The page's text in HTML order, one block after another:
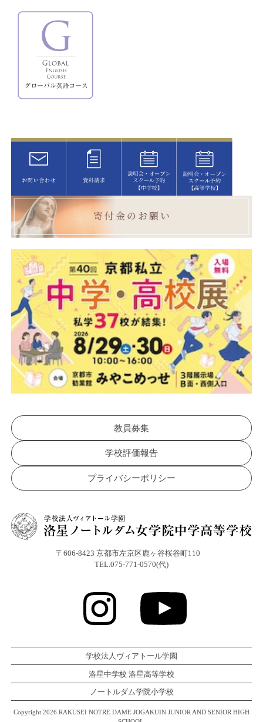
教員募集
学校評価報告
プライバシーポリシー
〒606-8423 京都市左京区鹿ヶ谷桜谷町110
TEL.075-771-0570(代)
学校法人ヴィアトール学園
洛星中学校 洛星高等学校
ノートルダム学院小学校
Copyright 2026 RAKUSEI NOTRE DAME JOGAKUIN JUNIOR AND SENIOR HIGH